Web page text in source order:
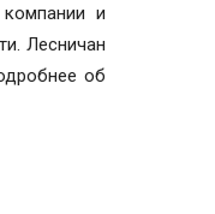
и
Лесничан
об